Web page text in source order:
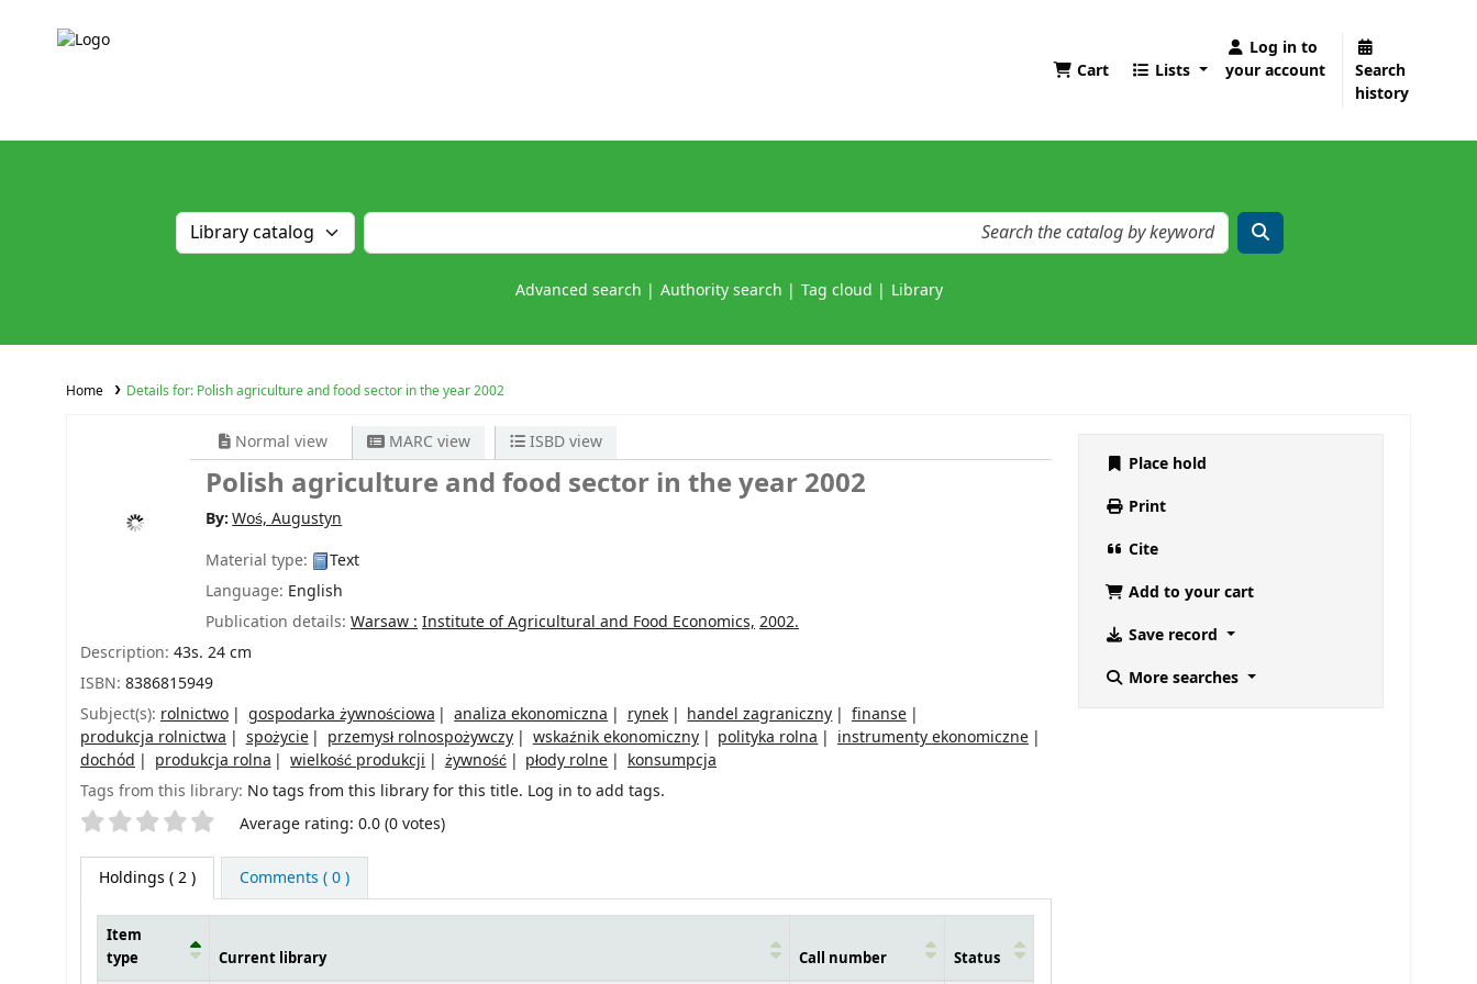
Cart Lists
Log in to
your account
Search
history
Advanced search Authority search Tag cloud Library
Home Details for: Polish agriculture and food sector in the year 2002
Normal view MARC view ISBD view
Polish agriculture and food sector in the year 2002
By:Woś, Augustyn
Material type:
Text
Language: English
Publication details: Warsaw : Institute of Agricultural and Food Economics, 2002.
Description: 43s. 24 cm
ISBN: 8386815949
Subject(s): rolnictwo gospodarka żywnościowa analiza ekonomiczna rynek handel zagraniczny
finanse
produkcja rolnictwa
spożycie przemysł rolnospożywczy wskaźnik ekonomiczny polityka rolna
instrumenty ekonomiczne
dochód
produkcja rolna wielkość produkcji żywność płody rolne
konsumpcja
Tags from this library: No tags from this library for this title. Log in to add tags.
Star ratings Average rating: 0.0 (0 votes)
Holdings ( 2 ) Comments ( 0 )
Item
type
Current library Call number Status
Place hold
Print
Cite
Add to your cart
Save record
More searches